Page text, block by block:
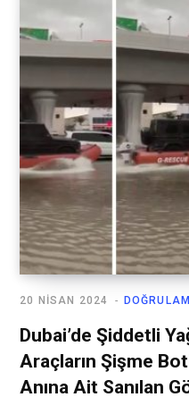
20 NISAN 2024
Dubai’de Şiddetli
Araçların Şişme
Anına Ait Sanılan